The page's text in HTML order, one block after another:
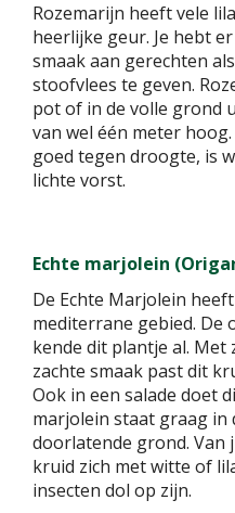
Rozemarijn heeft vele
heerlijke geur. Je hebt
smaak aan gerechten
stoofvlees te geven.
pot of in de volle grond
van wel één meter
goed tegen droogte, is
lichte vorst.
Echte marjolein
De Echte Marjolein
mediterrane gebied. De
kende dit plantje al.
zachte smaak past dit
Ook in een salade doet
marjolein staat graag in
doorlatende grond.
kruid zich met witte of
insecten dol op zijn.